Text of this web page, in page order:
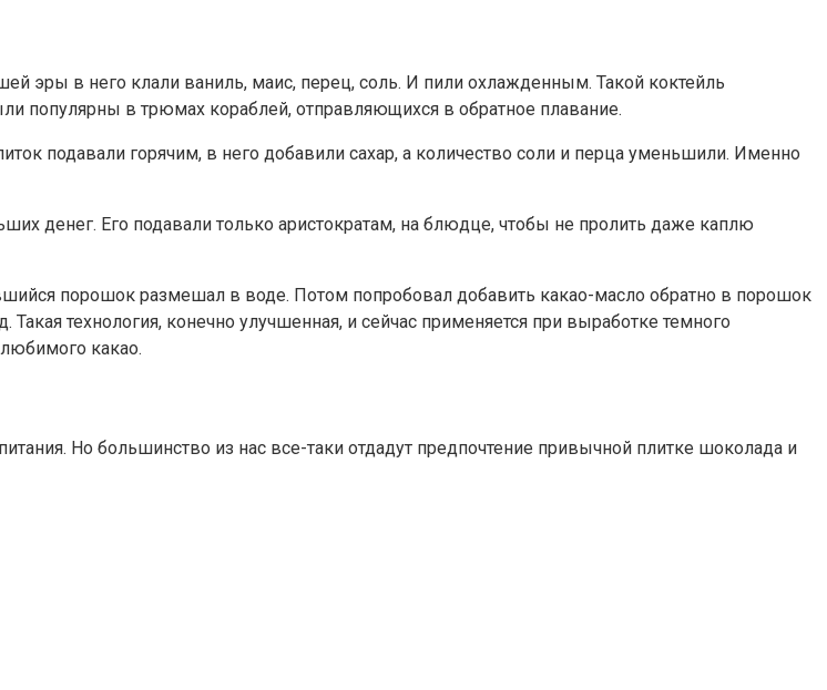
эры в него клали ваниль, маис, перец, соль. И пили охлажденным. Такой коктейль
популярны в трюмах кораблей, отправляющихся в обратное плавание.
подавали горячим, в него добавили сахар, а количество соли и перца уменьшили. Именно
денег. Его подавали только аристократам, на блюдце, чтобы не пролить даже каплю
порошок размешал в воде. Потом попробовал добавить какао-масло обратно в порошок
технология, конечно улучшенная, и сейчас применяется при выработке темного
какао.
Но большинство из нас все-таки отдадут предпочтение привычной плитке шоколада и